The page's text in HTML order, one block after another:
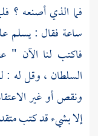
فما الذي أصنعه ؟
ساعة فقال : يسلم
فاكتب لنا الآن
السلطان ، وقل له :
ونقص أو غير
إلا بشيء قد كتب